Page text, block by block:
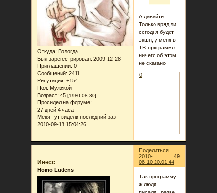
Откуда: Вологда
Был зарегестрирован: 2009-12-28
Приглашений: 0
Сообщений: 2411
Репутация: +154
Пол: Мужской
Возраст: 45 [1980-08-30]
Просидел на форуме:
27 дней 4 часа
Меня тут видели последний раз
2010-09-18 15:04:26
А давайте.
Только вряд ли
сегодня будет
экшн, у меня в
ТВ-программе
ничего об этом
не сказано
0
Поделиться
49
2010-
08-10 20:01:44
Инеcc
Homo Ludens
Так программу
ж люди